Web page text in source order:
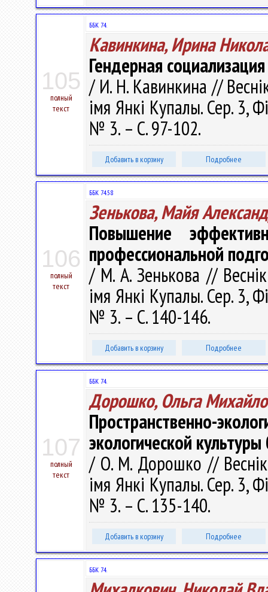
105
полный
текст
ББК 74.
Кавинкина, Ирина
Гендерная
/ И. Н. Кавинкина //
імя Янкі Купалы. Сер. 3,
№ 3. – С. 97-102.
Добавить в корзину Подробнее
106
полный
текст
ББК 74.58
Зенькова, Майя
Повышение
профессиональной
/ М. А. Зенькова // Веснік
імя Янкі Купалы. Сер. 3,
№ 3. – С. 140-146.
Добавить в корзину Подробнее
107
полный
текст
ББК 74.
Дорошко, Ольга
Пространственно-
экологической
/ О. М. Дорошко // Веснік
імя Янкі Купалы. Сер. 3,
№ 3. – С. 135-140.
Добавить в корзину Подробнее
ББК 74.